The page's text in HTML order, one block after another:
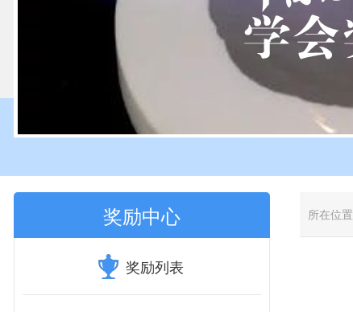
奖励中心
奖励列表
所在位置